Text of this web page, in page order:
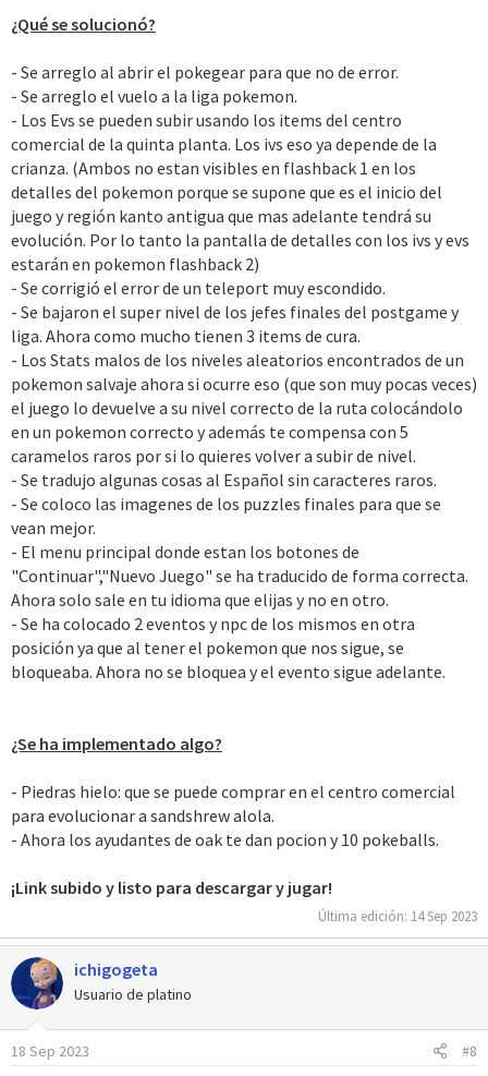
¿Qué se solucionó?
- Se arreglo al abrir el pokegear para que no de error.
- Se arreglo el vuelo a la liga pokemon.
- Los Evs se pueden subir usando los items del centro
comercial de la quinta planta. Los ivs eso ya depende de la
crianza. (Ambos no estan visibles en flashback 1 en los
detalles del pokemon porque se supone que es el inicio del
juego y región kanto antigua que mas adelante tendrá su
evolución. Por lo tanto la pantalla de detalles con los ivs y evs
estarán en pokemon flashback 2)
- Se corrigió el error de un teleport muy escondido.
- Se bajaron el super nivel de los jefes finales del postgame y
liga. Ahora como mucho tienen 3 items de cura.
- Los Stats malos de los niveles aleatorios encontrados de un
pokemon salvaje ahora si ocurre eso (que son muy pocas veces)
el juego lo devuelve a su nivel correcto de la ruta colocándolo
en un pokemon correcto y además te compensa con 5
caramelos raros por si lo quieres volver a subir de nivel.
- Se tradujo algunas cosas al Español sin caracteres raros.
- Se coloco las imagenes de los puzzles finales para que se
vean mejor.
- El menu principal donde estan los botones de
"Continuar","Nuevo Juego" se ha traducido de forma correcta.
Ahora solo sale en tu idioma que elijas y no en otro.
- Se ha colocado 2 eventos y npc de los mismos en otra
posición ya que al tener el pokemon que nos sigue, se
bloqueaba. Ahora no se bloquea y el evento sigue adelante.
¿Se ha implementado algo?
- Piedras hielo: que se puede comprar en el centro comercial
para evolucionar a sandshrew alola.
- Ahora los ayudantes de oak te dan pocion y 10 pokeballs.
¡Link subido y listo para descargar y jugar!
Última edición: 14 Sep 2023
ichigogeta
Usuario de platino
18 Sep 2023 #8